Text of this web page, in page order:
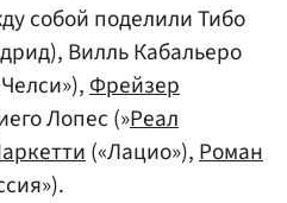
собой поделили Тибо
Вилль Кабальеро
Фрейзер
Лопес (»Реал
(«Лацио»),Роман